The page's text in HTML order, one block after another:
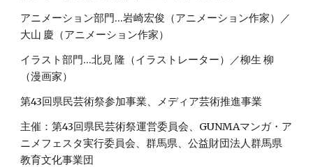
アニメーション部門…岩崎宏俊（アニメーション作家）／
大山 慶（アニメーション作家）
イラスト部門…北見 隆（イラストレーター）／柳生 柳
（漫画家）
第43回県民芸術祭参加事業、メディア芸術推進事業
主催：第43回県民芸術祭運営委員会、GUNMAマンガ・ア
ニメフェスタ実行委員会、群馬県、公益財団法人群馬県
教育文化事業団